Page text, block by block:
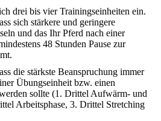
drei bis vier Trainingseinheiten ein.
sich stärkere und geringere
und das Ihr Pferd nach einer
48 Stunden Pause zur
die stärkste Beanspruchung immer
Übungseinheit bzw. einen
sollte (1. Drittel Aufwärm- und
Arbeitsphase, 3. Drittel Stretching